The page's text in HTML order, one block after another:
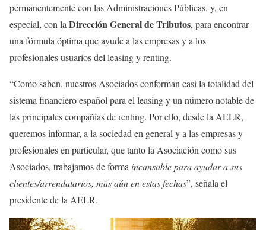
permanentemente con las Administraciones Públicas, y, en
especial, con la Dirección General de Tributos, para encontrar
una fórmula óptima que ayude a las empresas y a los
profesionales usuarios del leasing y renting.
“Como saben, nuestros Asociados conforman casi la totalidad del
sistema financiero español para el leasing y un número notable de
las principales compañías de renting. Por ello, desde la AELR,
queremos informar, a la sociedad en general y a las empresas y
profesionales en particular, que tanto la Asociación como sus
Asociados, trabajamos de forma incansable para ayudar a sus
clientes/arrendatarios, más aún en estas fechas”, señala el
presidente de la AELR.